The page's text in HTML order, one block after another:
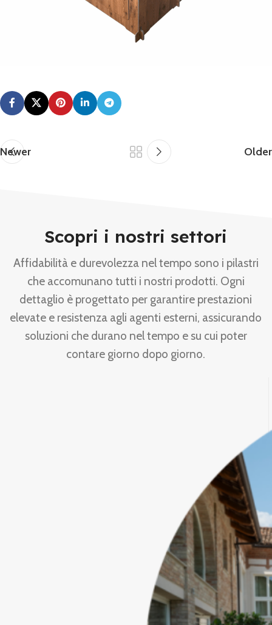
Newer Older
Scopri i nostri settori
Affidabilità e durevolezza nel tempo sono i pilastri
che accomunano tutti i nostri prodotti. Ogni
dettaglio è progettato per garantire prestazioni
elevate e resistenza agli agenti esterni, assicurando
soluzioni che durano nel tempo e su cui poter
contare giorno dopo giorno.